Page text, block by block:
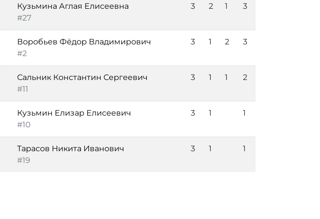
Кузьмина Аглая Елисеевна
#27
3 2 1 3
Воробьев Фёдор Владимирович
#2
3 1 2 3
Сальник Константин Сергеевич
#11
3 1 1 2
Кузьмин Елизар Елисеевич
#10
3 1 1
Тарасов Никита Иванович
#19
3 1 1